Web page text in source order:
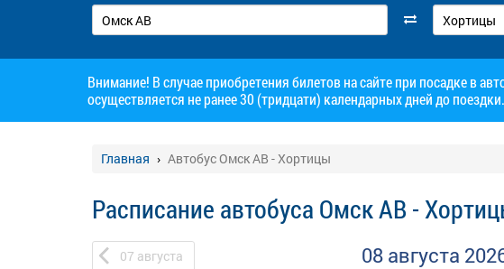
Внимание! В случае приобретения билетов на сайте при посадке в
осуществляется не ранее 30 (тридцати) календарных дней до поездки.
Главная Автобус Омск АВ - Хортицы
Расписание автобуса Омск АВ -
07 августа 08 августа